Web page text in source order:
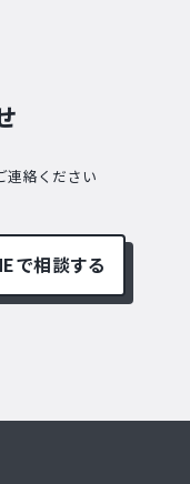
連絡ください
で相談する